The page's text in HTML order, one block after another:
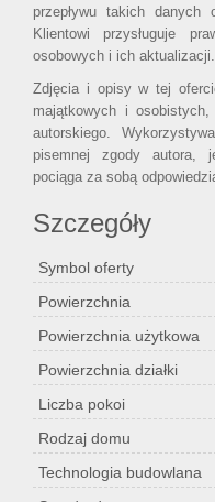
przepływu takich danych
Klientowi przysługuje
osobowych i ich aktualizacji.
Zdjęcia i opisy w tej
majątkowych i
autorskiego.
pisemnej zgody autora,
pociąga za sobą
Szczegóły
Symbol oferty
Powierzchnia
Powierzchnia użytkowa
Powierzchnia działki
Liczba pokoi
Rodzaj domu
Technologia budowlana